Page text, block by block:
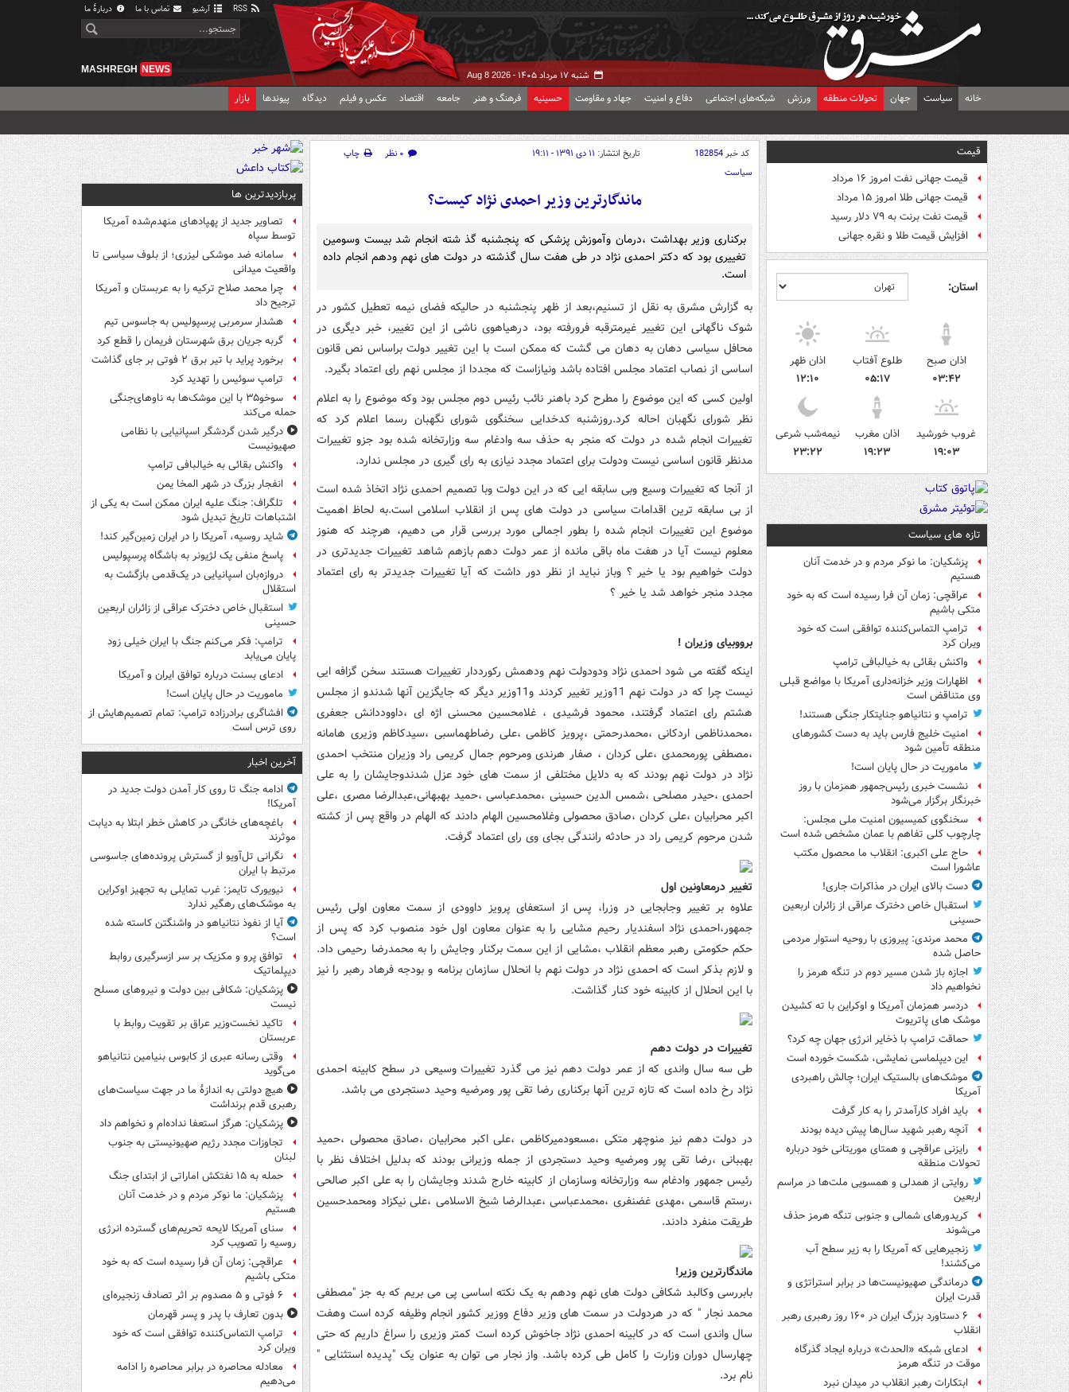
آرشیو تماس با ما دربارهٔ ما
شنبه ۱۷ مرداد ۱۴۰۵ - Aug 8 2026
MASHREGH NEWS
خانه سیاست جهان تحولات منطقه ورزش شبکه‌های اجتماعی دفاع و امنیت جهاد و مقاومت حسینیه فرهنگ و هنر جامعه اقتصاد عکس و فیلم دیدگاه پیوندها بازار
قیمت
قیمت جهانی نفت امروز ۱۶ مرداد
قیمت جهانی طلا امروز ۱۵ مرداد
قیمت نفت برنت به ۷۹ دلار رسید
افزایش قیمت طلا و نقره جهانی
استان:
اذان صبح
۰۳:۴۲
طلوع آفتاب
۰۵:۱۷
اذان ظهر
۱۲:۱۰
غروب خورشید
۱۹:۰۳
اذان مغرب
۱۹:۲۳
نیمه‌شب شرعی
۲۳:۲۲
تازه های سیاست
پزشکیان: ما نوکر مردم و در خدمت آنان
هستیم
عراقچی: زمان آن فرا رسیده است که به خود
متکی باشیم
ترامپ التماس‌کننده توافقی است که خود
ویران کرد
واکنش بقائی به خیالبافی ترامپ
اظهارات وزیر خزانه‌داری آمریکا با مواضع قبلی
وی متناقض است
ترامپ و نتانیاهو جنایتکار جنگی هستند!
امنیت خلیج فارس باید به دست کشورهای
منطقه تأمین شود
ماموریت در حال پایان است!
نشست خبری رئیس‌جمهور همزمان با روز
خبرنگار برگزار می‌شود
سخنگوی کمیسیون امنیت ملی مجلس:
چارچوب کلی تفاهم با عمان مشخص شده است
حاج علی اکبری: انقلاب ما محصول مکتب
عاشورا است
دست بالای ایران در مذاکرات جاری!
استقبال خاص دخترک عراقی از زائران اربعین
حسینی
محمد مرندی: پیروزی با روحیه استوار مردمی
حاصل شده
اجازه باز شدن مسیر دوم در تنگه هرمز را
نخواهیم داد
دردسر همزمان آمریکا و اوکراین با ته کشیدن
موشک های پاتریوت
حماقت ترامپ با ذخایر انرژی جهان چه کرد؟
این دیپلماسی نمایشی، شکست خورده است
موشک‌های بالستیک ایران؛ چالش راهبردی
آمریکا
باید افراد کارآمدتر را به کار گرفت
آنچه رهبر شهید سال‌ها پیش دیده بودند
رایزنی عراقچی و همتای موریتانی خود درباره
تحولات منطقه
روایتی از همدلی و همسویی ملت‌ها در مراسم
اربعین
کریدورهای شمالی و جنوبی تنگه هرمز حذف
می‌شوند
زنجیرهایی که آمریکا را به زیر سطح آب
می‌کشند!
درماندگی صهیونیست‌ها در برابر استراتژی و
قدرت ایران
۶ دستاورد بزرگ ایران در ۱۶۰ روز رهبری رهبر
انقلاب
ادعای شبکه «الحدث» درباره ایجاد گذرگاه
موقت در تنگه هرمز
ابتکارات رهبر انقلاب در میدان نبرد
کد خبر182854 تاریخ انتشار: ۱۱ دی ۱۳۹۱ - ۱۹:۱۱ ۰ نظر
چاپ
سیاست
ماندگارترین وزیر احمدی نژاد کیست؟
برکناری وزیر بهداشت ،درمان وآموزش پزشکی که پنجشنبه گذ شته انجام شد بیست وسومین
تغییری بود که دکتر احمدی نژاد در طی هفت سال گذشته در دولت های نهم ودهم انجام داده
است.
به گزارش مشرق به نقل از تسنیم،بعد از ظهر پنجشنبه در حالیکه فضای نیمه تعطیل کشور در
شوک ناگهانی این تغییر غیرمترقبه فرورفته بود، درهیاهوی ناشی از این تغییر، خبر دیگری در
محافل سیاسی دهان به دهان می گشت که ممکن است با این تغییر دولت براساس نص قانون
اساسی از نصاب اعتماد مجلس افتاده باشد ونیازاست که مجددا از مجلس نهم رای اعتماد بگیرد.
اولین کسی که این موضوع را مطرح کرد باهنر نائب رئیس دوم مجلس بود وکه موضوع را به اعلام
نظر شورای نگهبان احاله کرد.روزشنبه کدخدایی سخنگوی شورای نگهبان رسما اعلام کرد که
تغییرات انجام شده در دولت که منجر به حذف سه وادغام سه وزارتخانه شده بود جزو تغییرات
مدنظر قانون اساسی نیست ودولت برای اعتماد مجدد نیازی به رای گیری در مجلس ندارد.
از آنجا که تغییرات وسیع وبی سابقه ایی که در این دولت وبا تصمیم احمدی نژاد اتخاذ شده است
از بی سابقه ترین اقدامات سیاسی در دولت های پس از انقلاب اسلامی است.به لحاظ اهمیت
موضوع این تغییرات انجام شده را بطور اجمالی مورد بررسی قرار می دهیم، هرچند که هنوز
معلوم نیست آیا در هفت ماه باقی مانده از عمر دولت دهم بازهم شاهد تغییرات جدیدتری در
دولت خواهیم بود یا خیر ؟ وباز نباید از نظر دور داشت که آیا تغییرات جدیدتر به رای اعتماد
مجدد منجر خواهد شد یا خیر ؟
برووبیای وزیران !
اینکه گفته می شود احمدی نژاد ودودولت نهم ودهمش رکورددار تغییرات هستند سخن گزافه ایی
نیست چرا که در دولت نهم 11وزیر تغییر کردند و11وزیر دیگر که جایگزین آنها شدندو از مجلس
هشتم رای اعتماد گرفتند، محمود فرشیدی ، غلامحسین محسنی اژه ای ،داووددانش جعفری
،محمدناظمی اردکانی ،محمدرحمتی ،پرویز کاظمی ،علی رضاطهماسبی ،سیدکاظم وزیری هامانه
،مصطفی پورمحمدی ،علی کردان ، صفار هرندی ومرحوم جمال کریمی راد وزیران منتخب احمدی
نژاد در دولت نهم بودند که به دلایل مختلفی از سمت های خود عزل شدندوجایشان را به علی
احمدی ،حیدر مصلحی ،شمس الدین حسینی ،محمدعباسی ،حمید بهبهانی،عبدالرضا مصری ،علی
اکبر محرابیان ،علی کردان ،صادق محصولی وغلامحسین الهام دادند که الهام در واقع پس از کشته
شدن مرحوم کریمی راد در حادثه رانندگی بجای وی رای اعتماد گرفت.
تغییر درمعاونین اول
علاوه بر تغییر وجابجایی در وزرا، پس از استعفای پرویز داوودی از سمت معاون اولی رئیس
جمهور،احمدی نژاد اسفندیار رحیم مشایی را به عنوان معاون اول خود منصوب کرد که پس از
حکم حکومتی رهبر معظم انقلاب ،مشایی از این سمت برکنار وجایش را به محمدرضا رحیمی داد.
و لازم بذکر است که احمدی نژاد در دولت نهم با انحلال سازمان برنامه و بودجه فرهاد رهبر را نیز
با این انحلال از کابینه خود کنار گذاشت.
تغییرات در دولت دهم
طی سه سال واندی که از عمر دولت دهم نیز می گذرد تغییرات وسیعی در سطح کابینه احمدی
نژاد رخ داده است که تازه ترین آنها برکناری رضا تقی پور ومرضیه وحید دستجردی می باشد.
در دولت دهم نیز منوچهر متکی ،مسعودمیرکاظمی ،علی اکبر محرابیان ،صادق محصولی ،حمید
بهببانی ،رضا تقی پور ومرضیه وحید دستجردی از جمله وزیرانی بودند که بدلیل اختلاف نظر با
رئیس جمهور وادغام سه وزارتخانه وسازمان از کابینه خارج شدند وجایشان را به علی اکبر صالحی
،رستم قاسمی ،مهدی غضنفری ،محمدعباسی ،عبدالرضا شیخ الاسلامی ،علی نیکزاد ومحمدحسین
طریقت منفرد دادند.
ماندگارترین وزیر!
بابررسی وکالبد شکافی دولت های نهم ودهم به یک نکته اساسی پی می بریم که به جز "مصطفی
محمد نجار " که در هردولت در سمت های وزیر دفاع ووزیر کشور انجام وظیفه کرده است وهفت
سال واندی است که در کابینه احمدی نژاد جاخوش کرده است کمتر وزیری را سراغ داریم که حتی
چهارسال دوران وزارت را کامل طی کرده باشد. واز نجار می توان به عنوان یک "پدیده استثنایی "
نام برد.
پربازدیدترین ها
تصاویر جدید از پهپادهای منهدم‌شده آمریکا
توسط سپاه
سامانه ضد موشکی لیزری؛ از بلوف سیاسی تا
واقعیت میدانی
چرا محمد صلاح ترکیه را به عربستان و آمریکا
ترجیح داد
هشدار سرمربی پرسپولیس به جاسوس تیم
گربه جریان برق شهرستان فریمان را قطع کرد
برخورد پراید با تیر برق ۲ فوتی بر جای گذاشت
ترامپ سوئیس را تهدید کرد
سوخو۳۵ با این موشک‌ها به ناوهای‌جنگی
حمله می‌کند
درگیر شدن گردشگر اسپانیایی با نظامی
صهیونیست
واکنش بقائی به خیالبافی ترامپ
انفجار بزرگ در شهر المخا یمن
تلگراف: جنگ علیه ایران ممکن است به یکی از
اشتباهات تاریخ تبدیل شود
شاید روسیه، آمریکا را در ایران زمین‌گیر کند!
پاسخ منفی یک لژیونر به باشگاه پرسپولیس
دروازه‌بان اسپانیایی در یک‌قدمی بازگشت به
استقلال
استقبال خاص دخترک عراقی از زائران اربعین
حسینی
ترامپ: فکر می‌کنم جنگ با ایران خیلی زود
پایان می‌یابد
ادعای بسنت درباره توافق ایران و آمریکا
ماموریت در حال پایان است!
افشاگری برادرزاده ترامپ: تمام تصمیم‌هایش از
روی ترس است
آخرین اخبار
ادامه جنگ تا روی کار آمدن دولت جدید در
آمریکا!
باغچه‌های خانگی در کاهش خطر ابتلا به دیابت
موثرند
نگرانی تل‌آویو از گسترش پرونده‌های جاسوسی
مرتبط با ایران
نیویورک تایمز: غرب تمایلی به تجهیز اوکراین
به موشک‌های رهگیر ندارد
آیا از نفوذ نتانیاهو در واشنگتن کاسته شده
است؟
توافق پرو و مکزیک بر سر ازسرگیری روابط
دیپلماتیک
پزشکیان: شکافی بین دولت و نیروهای مسلح
نیست
تاکید نخست‌وزیر عراق بر تقویت روابط با
عربستان
وقتی رسانه عبری از کابوس بنیامین نتانیاهو
می‌گوید
هیچ دولتی به اندازۀ ما در جهت سیاست‌های
رهبری قدم برنداشت
پزشکیان: هرگز استعفا نداده‌ام و نخواهم داد
تجاوزات مجدد رژیم صهیونیستی به جنوب
لبنان
حمله به ۱۵ نفتکش‌ اماراتی از ابتدای جنگ
پزشکیان: ما نوکر مردم و در خدمت آنان
هستیم
سنای آمریکا لایحه تحریم‌های گسترده انرژی
روسیه را تصویب کرد
عراقچی: زمان آن فرا رسیده است که به خود
متکی باشیم
۶ فوتی و ۵ مصدوم بر اثر تصادف زنجیره‌ای
بدون تعارف با پدر و پسر قهرمان
ترامپ التماس‌کننده توافقی است که خود
ویران کرد
معادله محاصره در برابر محاصره را ادامه
می‌دهیم